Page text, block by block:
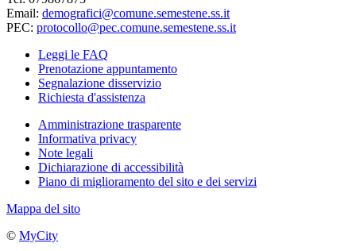
Email: demografici@comune.semestene.ss.it
PEC: protocollo@pec.comune.semestene.ss.it
Leggi le FAQ
Prenotazione appuntamento
Segnalazione disservizio
Richiesta d'assistenza
Amministrazione trasparente
Informativa privacy
Note legali
Dichiarazione di accessibilità
Piano di miglioramento del sito e dei servizi
Mappa del sito
© MyCity